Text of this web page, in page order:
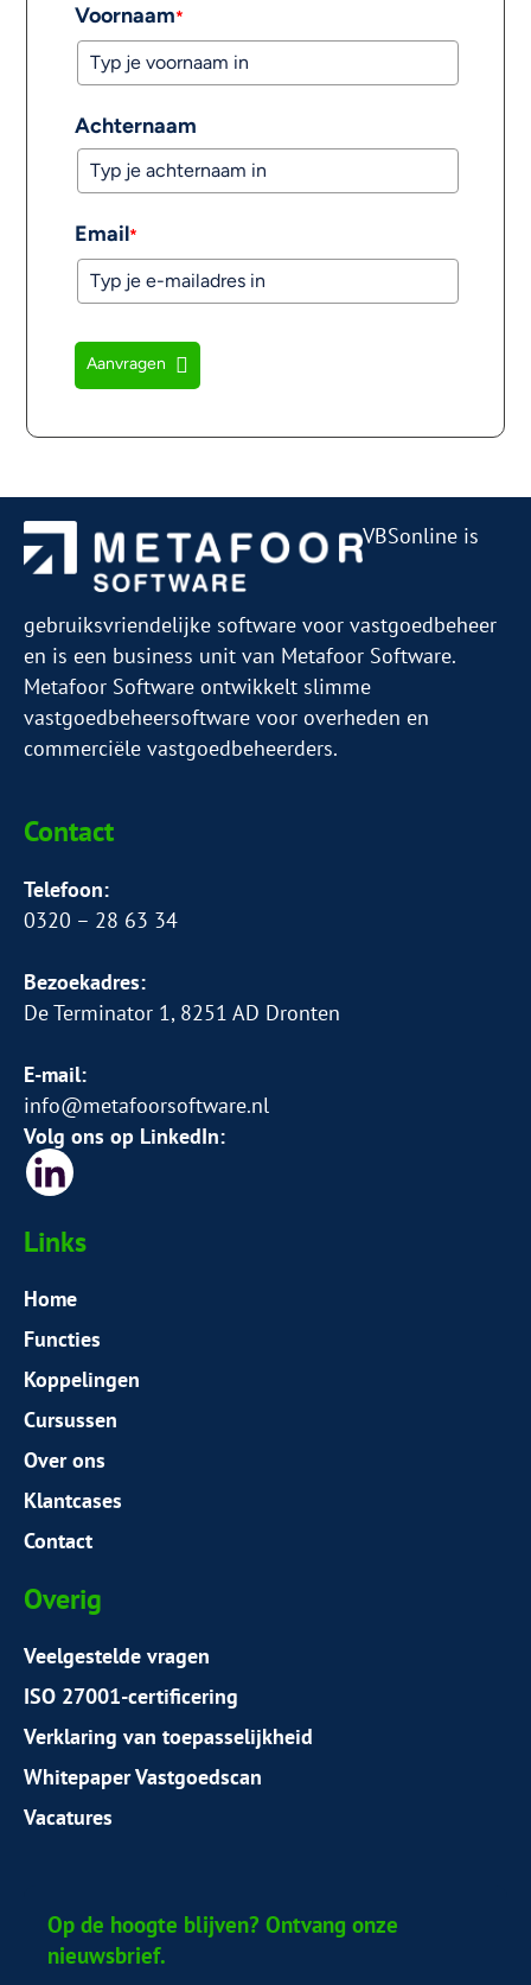
Voornaam*
Achternaam
Email*
Aanvragen
VBSonline is
gebruiksvriendelijke software voor vastgoedbeheer
en is een business unit van Metafoor Software.
Metafoor Software ontwikkelt slimme
vastgoedbeheersoftware voor overheden en
commerciële vastgoedbeheerders.
Contact
Telefoon:
0320 – 28 63 34
Bezoekadres:
De Terminator 1, 8251 AD Dronten
E-mail:
info@metafoorsoftware.nl
Volg ons op LinkedIn:
Links
Home
Functies
Koppelingen
Cursussen
Over ons
Klantcases
Contact
Overig
Veelgestelde vragen
ISO 27001-certificering
Verklaring van toepasselijkheid
Whitepaper Vastgoedscan
Vacatures
Op de hoogte blijven? Ontvang onze
nieuwsbrief.